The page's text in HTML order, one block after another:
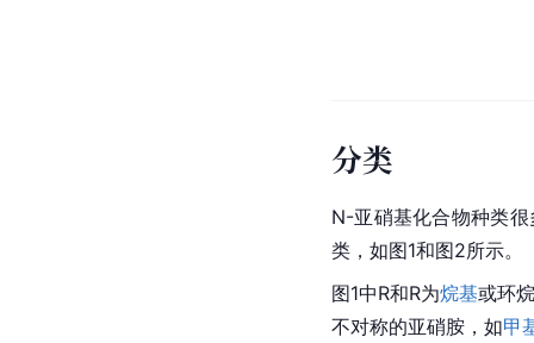
分类
N-亚硝基化合物种类
类，如图1和图2所示。
图1中R和R为烷基或环
不对称的亚硝胺，如甲